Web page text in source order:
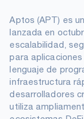
Aptos (APT) es
lanzada en
escalabilidad,
para
lenguaje de
infraestructura
desarrolladores
utiliza